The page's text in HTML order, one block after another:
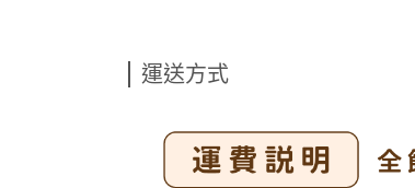
運送方式